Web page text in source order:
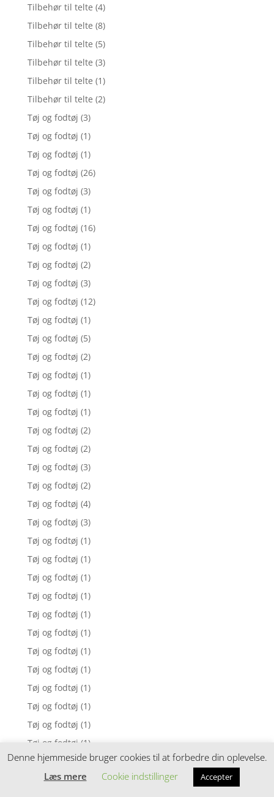
Tilbehør til telte (4)
Tilbehør til telte (8)
Tilbehør til telte (5)
Tilbehør til telte (3)
Tilbehør til telte (1)
Tilbehør til telte (2)
Tøj og fodtøj (3)
Tøj og fodtøj (1)
Tøj og fodtøj (1)
Tøj og fodtøj (26)
Tøj og fodtøj (3)
Tøj og fodtøj (1)
Tøj og fodtøj (16)
Tøj og fodtøj (1)
Tøj og fodtøj (2)
Tøj og fodtøj (3)
Tøj og fodtøj (12)
Tøj og fodtøj (1)
Tøj og fodtøj (5)
Tøj og fodtøj (2)
Tøj og fodtøj (1)
Tøj og fodtøj (1)
Tøj og fodtøj (1)
Tøj og fodtøj (2)
Tøj og fodtøj (2)
Tøj og fodtøj (3)
Tøj og fodtøj (2)
Tøj og fodtøj (4)
Tøj og fodtøj (3)
Tøj og fodtøj (1)
Tøj og fodtøj (1)
Tøj og fodtøj (1)
Tøj og fodtøj (1)
Tøj og fodtøj (1)
Tøj og fodtøj (1)
Tøj og fodtøj (1)
Tøj og fodtøj (1)
Tøj og fodtøj (1)
Tøj og fodtøj (1)
Tøj og fodtøj (1)
Tøj og fodtøj (1)
Tøj og fodtøj (2)
Tøj og fodtøj (2)
Denne hjemmeside bruger cookies til at forbedre din oplevelse.
Læs mere
Cookie indstillinger Accepter